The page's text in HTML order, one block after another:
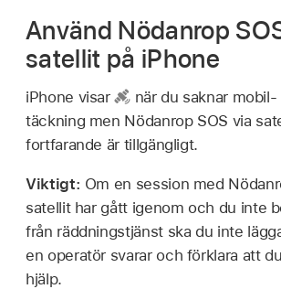
guiden
Använd Nödanrop
satellit på iPhone
iPhone visar
när du saknar
täckning men Nödanrop SOS via
fortfarande är tillgängligt.
Viktigt: Om en session med
satellit har gått igenom och du inte
från räddningstjänst ska du inte
en operatör svarar och förklara att
hjälp.